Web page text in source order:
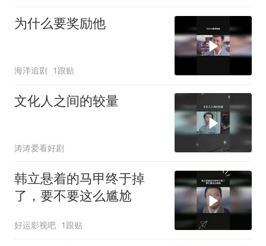
为什么要奖励他
海洋追剧 1跟贴
文化人之间的较量
涛涛爱看好剧
韩立悬着的马甲终于掉
了，要不要这么尴尬
好运影视吧 1跟贴